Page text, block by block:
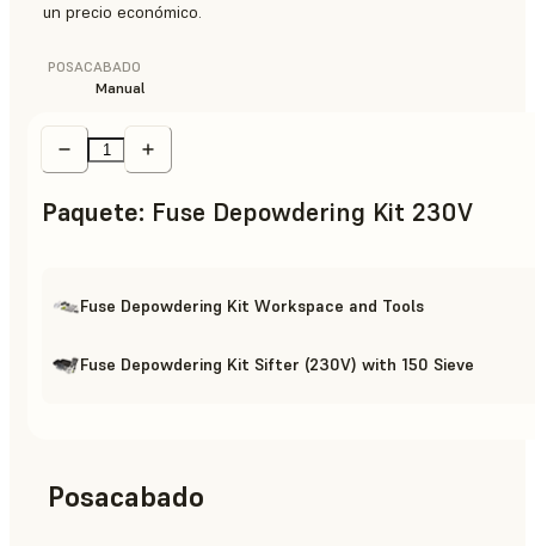
un precio económico.
POSACABADO
Manual
Paquete: Fuse Depowdering Kit 230V
Fuse Depowdering Kit Workspace and Tools
Fuse Depowdering Kit Sifter (230V) with 150 Sieve
Posacabado